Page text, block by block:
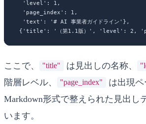
  'level': 1,
  'page_index': 1,
  'text': '# AI 事業者ガイドライン'},
ここで、 "title" は見出しの名称、
階層レベル、
"page_index" は出現ペ
Markdown形式で整えられた見出し
います。